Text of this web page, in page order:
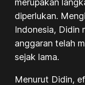
merupakan
diperlukan.
Indonesia, Didin
anggaran telah
sejak lama.
Menurut Didin,